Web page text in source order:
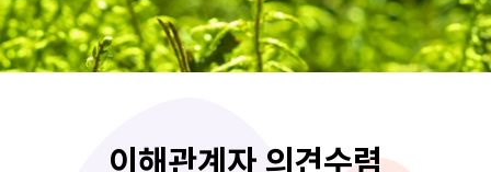
이해관계자 의견수렴